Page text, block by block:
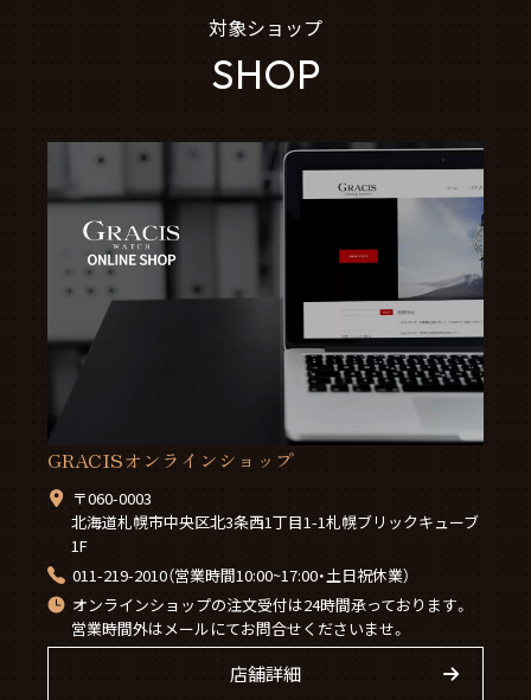
対象ショップ
SHOP
GRACISオンラインショップ
〒060-0003
北海道札幌市中央区北3条西1丁目1-1札幌ブリックキューブ
1F
011-219-2010（営業時間10:00~17:00・土日祝休業）
オンラインショップの注文受付は24時間承っております。
営業時間外はメールにてお問合せくださいませ。
店舗詳細